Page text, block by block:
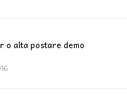
o alta postare demo